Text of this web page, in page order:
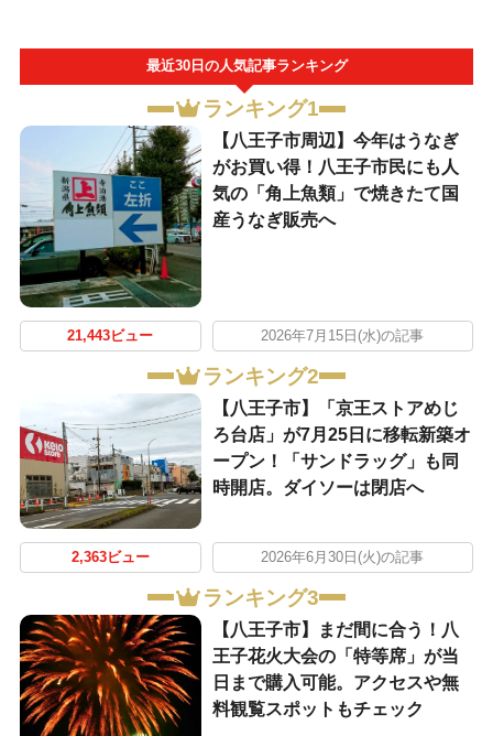
最近30日の人気記事ランキング
ランキング1
【八王子市周辺】今年はうなぎ
がお買い得！八王子市民にも人
気の「角上魚類」で焼きたて国
産うなぎ販売へ
21,443ビュー 2026年7月15日(水)の記事
ランキング2
【八王子市】「京王ストアめじ
ろ台店」が7月25日に移転新築オ
ープン！「サンドラッグ」も同
時開店。ダイソーは閉店へ
2,363ビュー 2026年6月30日(火)の記事
ランキング3
【八王子市】まだ間に合う！八
王子花火大会の「特等席」が当
日まで購入可能。アクセスや無
料観覧スポットもチェック